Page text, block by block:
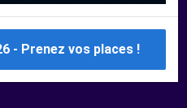
Mercredi 12 Août 2026 - Prenez vos places !